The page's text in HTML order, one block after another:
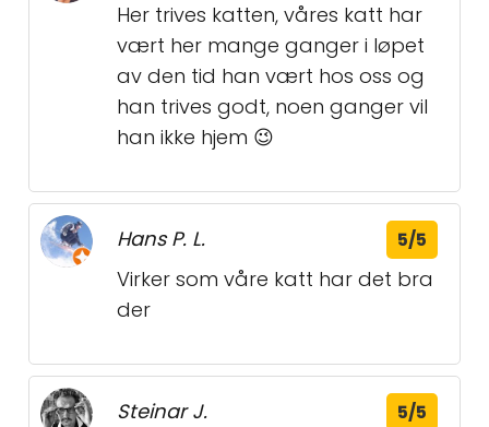
Her trives katten, våres katt har
vært her mange ganger i løpet
av den tid han vært hos oss og
han trives godt, noen ganger vil
han ikke hjem 😉
Hans P. L. 5/5
Virker som våre katt har det bra
der
Steinar J. 5/5